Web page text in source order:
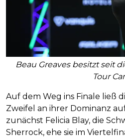
Beau Greaves besitzt seit
Tour
Auf dem Weg ins Finale ließ
Zweifel an ihrer Dominanz
zunächst Felicia Blay, die
Sherrock, ehe sie im